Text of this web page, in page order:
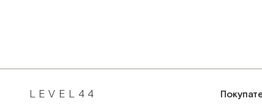
LEVEL44